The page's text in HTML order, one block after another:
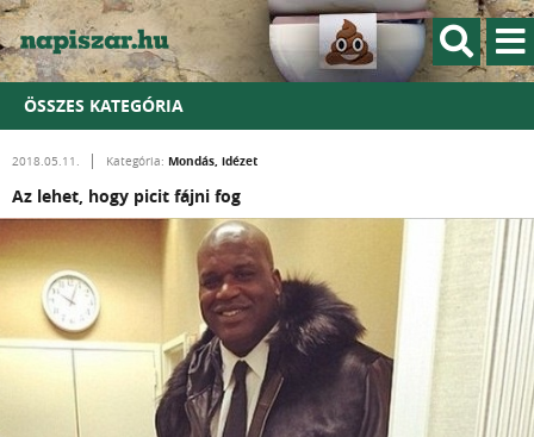
ÖSSZES KATEGÓRIA
2018.05.11. Kategória: Mondás, idézet
Az lehet, hogy picit fájni fog